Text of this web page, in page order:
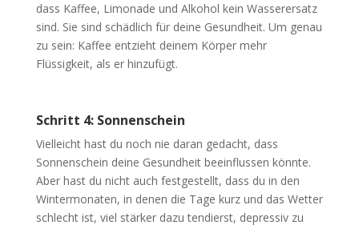
dass Kaffee, Limonade und Alkohol kein Wasserersatz
sind. Sie sind schädlich für deine Gesundheit. Um genau
zu sein: Kaffee entzieht deinem Körper mehr
Flüssigkeit, als er hinzufügt.
Schritt 4: Sonnenschein
Vielleicht hast du noch nie daran gedacht, dass
Sonnenschein deine Gesundheit beeinflussen könnte.
Aber hast du nicht auch festgestellt, dass du in den
Wintermonaten, in denen die Tage kurz und das Wetter
schlecht ist, viel stärker dazu tendierst, depressiv zu